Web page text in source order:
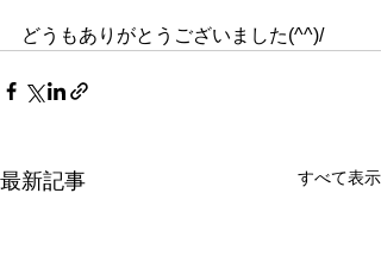
どうもありがとうございました(^^)/
最新記事 すべて表示